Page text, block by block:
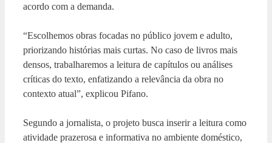
acordo com a demanda.
“Escolhemos obras focadas no público jovem e adulto,
priorizando histórias mais curtas. No caso de livros mais
densos, trabalharemos a leitura de capítulos ou análises
críticas do texto, enfatizando a relevância da obra no
contexto atual”, explicou Pifano.
Segundo a jornalista, o projeto busca inserir a leitura como
atividade prazerosa e informativa no ambiente doméstico,